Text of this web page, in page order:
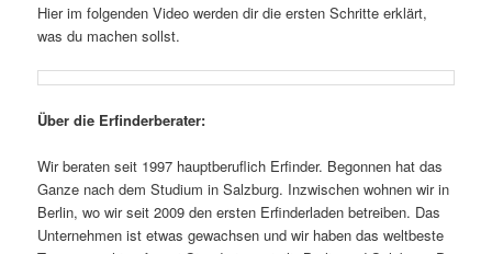
Hier im folgenden Video werden dir die ersten Schritte erklärt,
was du machen sollst.
Über die Erfinderberater:
Wir beraten seit 1997 hauptberuflich Erfinder. Begonnen hat das
Ganze nach dem Studium in Salzburg. Inzwischen wohnen wir in
Berlin, wo wir seit 2009 den ersten Erfinderladen betreiben. Das
Unternehmen ist etwas gewachsen und wir haben das weltbeste